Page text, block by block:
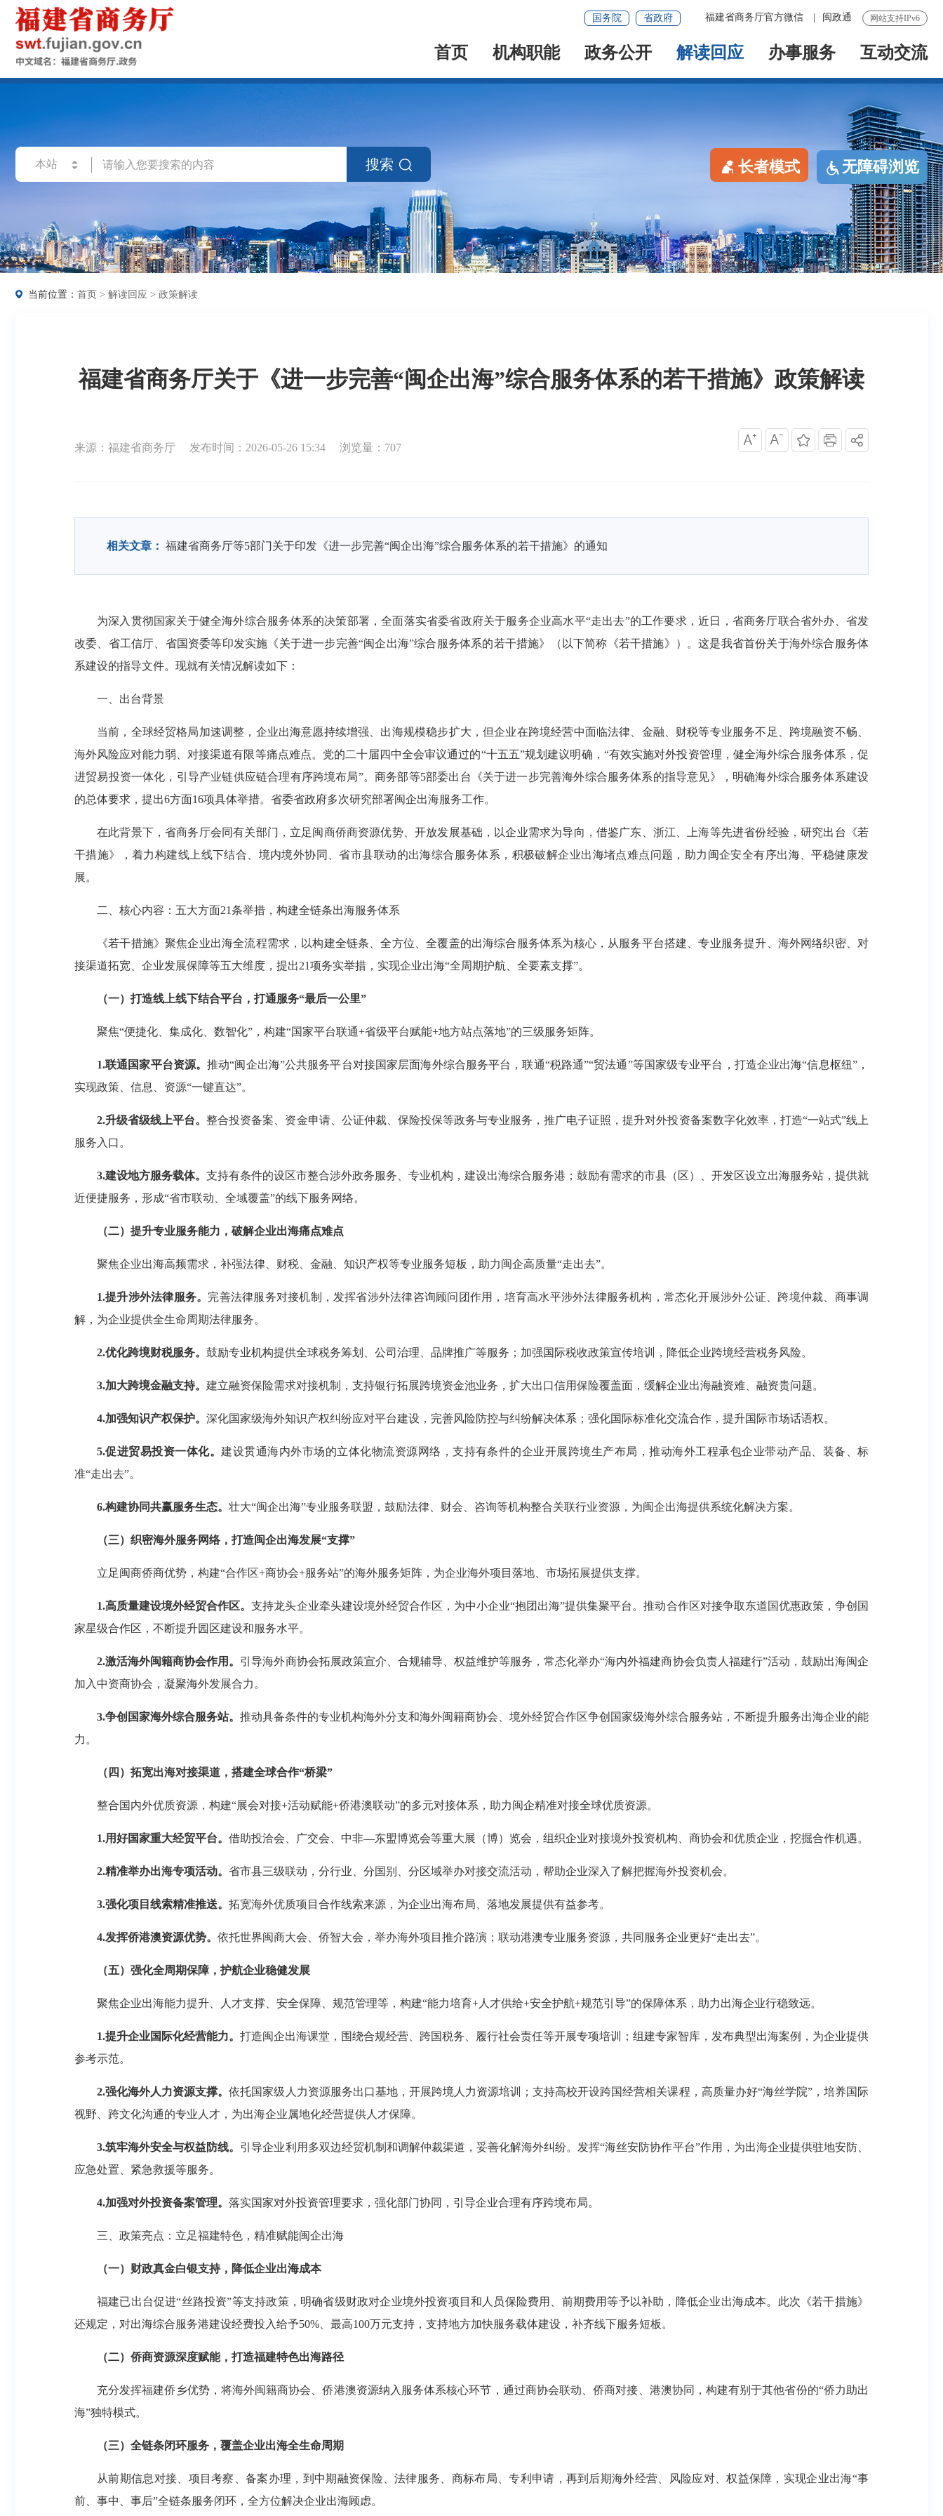
网站支持IPv6
福建省商务厅官方微信 闽政通
国务院 省政府
首页 机构职能 政务公开 解读回应 办事服务 互动交流
搜索 长者模式 无障碍浏览
当前位置： 首页 > 解读回应 > 政策解读
福建省商务厅关于《进一步完善“闽企出海”综合服务体系的若干措施》政策解读
来源：福建省商务厅 发布时间：2026-05-26 15:34 浏览量：707
相关文章： 福建省商务厅等5部门关于印发《进一步完善“闽企出海”综合服务体系的若干措施》的通知
为深入贯彻国家关于健全海外综合服务体系的决策部署，全面落实省委省政府关于服务企业高水平“走出去”的工作要求，近日，省商务厅联合省外办、省发
改委、省工信厅、省国资委等印发实施《关于进一步完善“闽企出海”综合服务体系的若干措施》（以下简称《若干措施》）。这是我省首份关于海外综合服务体
系建设的指导文件。现就有关情况解读如下：
一、出台背景
当前，全球经贸格局加速调整，企业出海意愿持续增强、出海规模稳步扩大，但企业在跨境经营中面临法律、金融、财税等专业服务不足、跨境融资不畅、
海外风险应对能力弱、对接渠道有限等痛点难点。党的二十届四中全会审议通过的“十五五”规划建议明确，“有效实施对外投资管理，健全海外综合服务体系，促
进贸易投资一体化，引导产业链供应链合理有序跨境布局”。商务部等5部委出台《关于进一步完善海外综合服务体系的指导意见》，明确海外综合服务体系建设
的总体要求，提出6方面16项具体举措。省委省政府多次研究部署闽企出海服务工作。
在此背景下，省商务厅会同有关部门，立足闽商侨商资源优势、开放发展基础，以企业需求为导向，借鉴广东、浙江、上海等先进省份经验，研究出台《若
干措施》，着力构建线上线下结合、境内境外协同、省市县联动的出海综合服务体系，积极破解企业出海堵点难点问题，助力闽企安全有序出海、平稳健康发
展。
二、核心内容：五大方面21条举措，构建全链条出海服务体系
《若干措施》聚焦企业出海全流程需求，以构建全链条、全方位、全覆盖的出海综合服务体系为核心，从服务平台搭建、专业服务提升、海外网络织密、对
接渠道拓宽、企业发展保障等五大维度，提出21项务实举措，实现企业出海“全周期护航、全要素支撑”。
（一）打造线上线下结合平台，打通服务“最后一公里”
聚焦“便捷化、集成化、数智化”，构建“国家平台联通+省级平台赋能+地方站点落地”的三级服务矩阵。
1.联通国家平台资源。推动“闽企出海”公共服务平台对接国家层面海外综合服务平台，联通“税路通”“贸法通”等国家级专业平台，打造企业出海“信息枢纽”，
实现政策、信息、资源“一键直达”。
2.升级省级线上平台。整合投资备案、资金申请、公证仲裁、保险投保等政务与专业服务，推广电子证照，提升对外投资备案数字化效率，打造“一站式”线上
服务入口。
3.建设地方服务载体。 支持有条件的设区市整合涉外政务服务、专业机构，建设出海综合服务港；鼓励有需求的市县（区）、开发区设立出海服务站，提供就
近便捷服务，形成“省市联动、全域覆盖”的线下服务网络。
（二）提升专业服务能力，破解企业出海痛点难点
聚焦企业出海高频需求，补强法律、财税、金融、知识产权等专业服务短板，助力闽企高质量“走出去”。
1.提升涉外法律服务。 完善法律服务对接机制，发挥省涉外法律咨询顾问团作用，培育高水平涉外法律服务机构，常态化开展涉外公证、跨境仲裁、商事调
解，为企业提供全生命周期法律服务。
2.优化跨境财税服务。 鼓励专业机构提供全球税务筹划、公司治理、品牌推广等服务；加强国际税收政策宣传培训，降低企业跨境经营税务风险。
3.加大跨境金融支持。 建立融资保险需求对接机制，支持银行拓展跨境资金池业务，扩大出口信用保险覆盖面，缓解企业出海融资难、融资贵问题。
4.加强知识产权保护。 深化国家级海外知识产权纠纷应对平台建设，完善风险防控与纠纷解决体系；强化国际标准化交流合作，提升国际市场话语权。
5.促进贸易投资一体化。建设贯通海内外市场的立体化物流资源网络，支持有条件的企业开展跨境生产布局，推动海外工程承包企业带动产品、装备、标
准“走出去”。
6.构建协同共赢服务生态。 壮大“闽企出海”专业服务联盟，鼓励法律、财会、咨询等机构整合关联行业资源，为闽企出海提供系统化解决方案。
（三）织密海外服务网络，打造闽企出海发展“支撑”
立足闽商侨商优势，构建“合作区+商协会+服务站”的海外服务矩阵，为企业海外项目落地、市场拓展提供支撑。
1.高质量建设境外经贸合作区。支持龙头企业牵头建设境外经贸合作区，为中小企业“抱团出海”提供集聚平台。推动合作区对接争取东道国优惠政策，争创国
家星级合作区，不断提升园区建设和服务水平。
2.激活海外闽籍商协会作用。 引导海外商协会拓展政策宣介、合规辅导、权益维护等服务，常态化举办“海内外福建商协会负责人福建行”活动，鼓励出海闽企
加入中资商协会，凝聚海外发展合力。
3.争创国家海外综合服务站。 推动具备条件的专业机构海外分支和海外闽籍商协会、境外经贸合作区争创国家级海外综合服务站，不断提升服务出海企业的能
力。
（四）拓宽出海对接渠道，搭建全球合作“桥梁”
整合国内外优质资源，构建“展会对接+活动赋能+侨港澳联动”的多元对接体系，助力闽企精准对接全球优质资源。
1.用好国家重大经贸平台。 借助投洽会、广交会、中非—东盟博览会等重大展（博）览会，组织企业对接境外投资机构、商协会和优质企业，挖掘合作机遇。
2.精准举办出海专项活动。 省市县三级联动，分行业、分国别、分区域举办对接交流活动，帮助企业深入了解把握海外投资机会。
3.强化项目线索精准推送。 拓宽海外优质项目合作线索来源，为企业出海布局、落地发展提供有益参考。
4.发挥侨港澳资源优势。 依托世界闽商大会、侨智大会，举办海外项目推介路演；联动港澳专业服务资源，共同服务企业更好“走出去”。
（五）强化全周期保障，护航企业稳健发展
聚焦企业出海能力提升、人才支撑、安全保障、规范管理等，构建“能力培育+人才供给+安全护航+规范引导”的保障体系，助力出海企业行稳致远。
1.提升企业国际化经营能力。 打造闽企出海课堂，围绕合规经营、跨国税务、履行社会责任等开展专项培训；组建专家智库，发布典型出海案例，为企业提供
参考示范。
2.强化海外人力资源支撑。依托国家级人力资源服务出口基地，开展跨境人力资源培训；支持高校开设跨国经营相关课程，高质量办好“海丝学院”，培养国际
视野、跨文化沟通的专业人才，为出海企业属地化经营提供人才保障。
3.筑牢海外安全与权益防线。 引导企业利用多双边经贸机制和调解仲裁渠道，妥善化解海外纠纷。发挥“海丝安防协作平台”作用，为出海企业提供驻地安防、
应急处置、紧急救援等服务。
4.加强对外投资备案管理。 落实国家对外投资管理要求，强化部门协同，引导企业合理有序跨境布局。
三、政策亮点：立足福建特色，精准赋能闽企出海
（一）财政真金白银支持，降低企业出海成本
福建已出台促进“丝路投资”等支持政策，明确省级财政对企业境外投资项目和人员保险费用、前期费用等予以补助，降低企业出海成本。此次《若干措施》
还规定，对出海综合服务港建设经费投入给予50%、最高100万元支持，支持地方加快服务载体建设，补齐线下服务短板。
（二）侨商资源深度赋能，打造福建特色出海路径
充分发挥福建侨乡优势，将海外闽籍商协会、侨港澳资源纳入服务体系核心环节，通过商协会联动、侨商对接、港澳协同，构建有别于其他省份的“侨力助出
海”独特模式。
（三）全链条闭环服务，覆盖企业出海全生命周期
从前期信息对接、项目考察、备案办理，到中期融资保险、法律服务、商标布局、专利申请，再到后期海外经营、风险应对、权益保障，实现企业出海“事
前、事中、事后”全链条服务闭环，全方位解决企业出海顾虑。